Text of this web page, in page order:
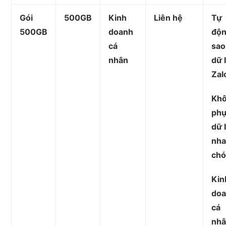
Gói
500GB
500GB
Kinh
doanh
cá
nhân
Liên hệ
Tự
dữ
dữ
cá